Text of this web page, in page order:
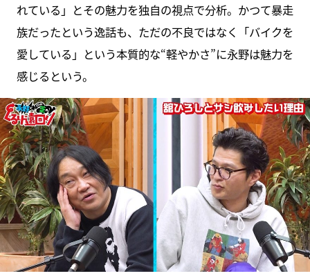
れている」とその魅力を独自の視点で分析。かつて暴走
族だったという逸話も、ただの不良ではなく「バイクを
愛している」という本質的な“軽やかさ”に永野は魅力を
感じるという。